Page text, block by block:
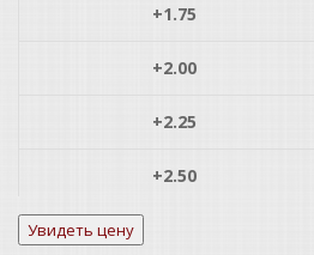
+1.75
+2.00
+2.25
+2.50